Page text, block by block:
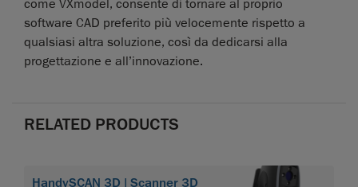
come VXmodel, consente di tornare al proprio
software CAD preferito più velocemente rispetto a
qualsiasi altra soluzione, così da dedicarsi alla
progettazione e all’innovazione.
RELATED PRODUCTS
HandySCAN 3D | Scanner 3D